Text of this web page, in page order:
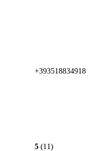
+393518834918
5 (11)